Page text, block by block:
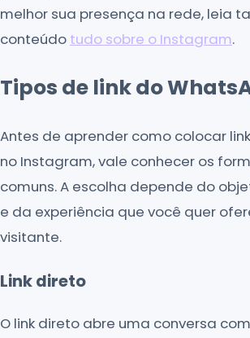
melhor sua presença na rede, leia
conteúdo tudo sobre o Instagram.
Tipos de link do
Antes de aprender como colocar
no Instagram, vale conhecer os
comuns. A escolha depende do
e da experiência que você quer
visitante.
Link direto
O link direto abre uma conversa